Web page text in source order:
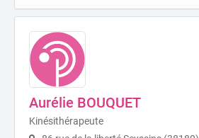
Aurélie BOUQUET
Kinésithérapeute